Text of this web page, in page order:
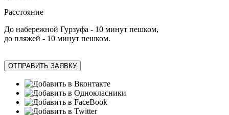
Расстояние
До набережной Гурзуфа - 10 минут пешком,
до пляжей - 10 минут пешком.
ОТПРАВИТЬ ЗАЯВКУ